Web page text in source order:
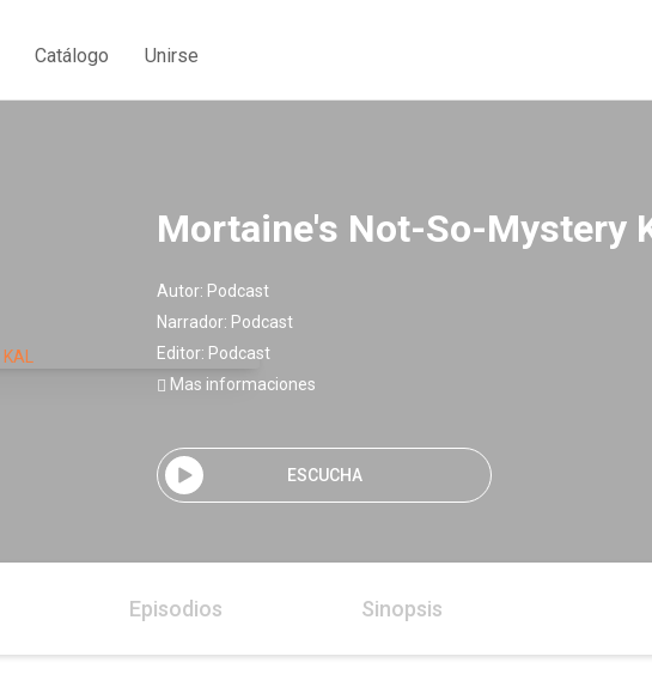
Catálogo Unirse
Mortaine's Not-So-Mystery
Autor: Podcast
Narrador: Podcast
Editor: Podcast
Mas informaciones
ESCUCHA
Episodios Sinopsis